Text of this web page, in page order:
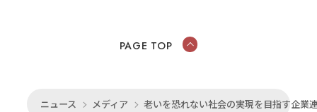
ニュース メディア 老いを恐れない社会の実現を目指す企
PAGE TOP